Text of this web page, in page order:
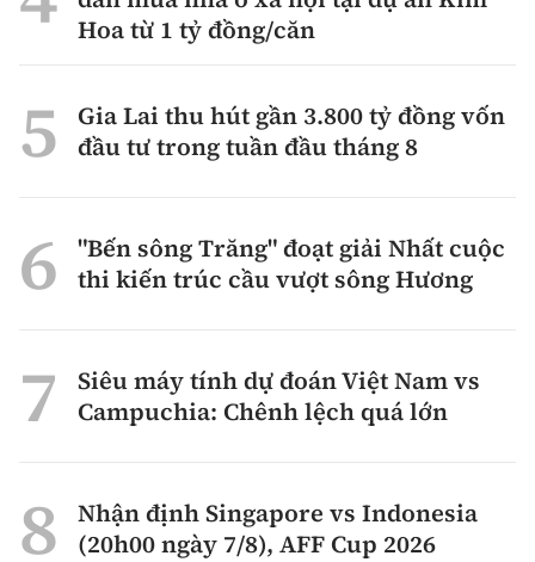
Hoa từ 1 tỷ đồng/căn
Gia Lai thu hút gần 3.800 tỷ đồng vốn
đầu tư trong tuần đầu tháng 8
"Bến sông Trăng" đoạt giải Nhất cuộc
thi kiến trúc cầu vượt sông Hương
Siêu máy tính dự đoán Việt Nam vs
Campuchia: Chênh lệch quá lớn
Nhận định Singapore vs Indonesia
(20h00 ngày 7/8), AFF Cup 2026